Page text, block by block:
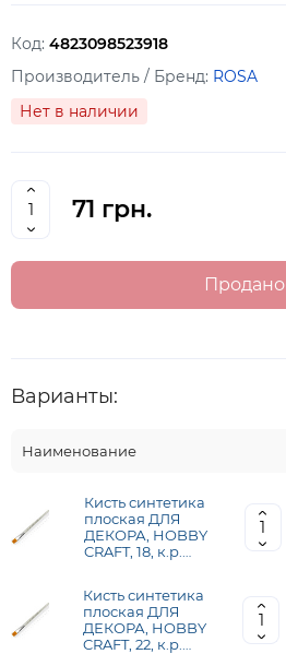
Код: 4823098523918
Производитель / Бренд: ROSA
Нет в наличии
71 грн.
Продано
Варианты:
Наименование
Кисть синтетика
плоская ДЛЯ
ДЕКОРА, HOBBY
CRAFT, 18, к.р.
Кисть синтетика
плоская ДЛЯ
ДЕКОРА, HOBBY
CRAFT, 22, к.р.